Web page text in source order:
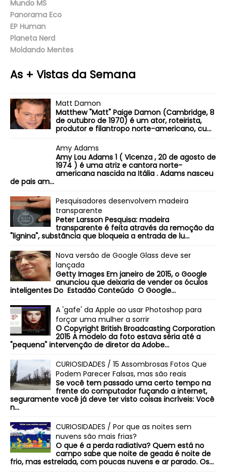
Mundo MS
Panorama Eco
EP Human
Planeta Nerd
Moldando Mentes
As + Vistas da Semana
Matt Damon
Matthew "Matt" Paige Damon (Cambridge, 8
de outubro de 1970) é um ator, roteirista,
produtor e filantropo norte-americano, cu...
Amy Adams
Amy Lou Adams 1 ( Vicenza , 20 de agosto de
1974 ) é uma atriz e cantora norte-
americana nascida na Itália . Adams nasceu
de pais am...
Pesquisadores desenvolvem madeira
transparente
Peter Larsson Pesquisa: madeira
transparente é feita através da remoção da
"lignina", substância que bloqueia a entrada de lu...
Nova versão de Google Glass deve ser
lançada
Getty Images Em janeiro de 2015, o Google
anunciou que deixaria de vender os óculos
inteligentes Do Estadão Conteúdo O Google...
A 'gafe' da Apple ao usar Photoshop para
forçar uma mulher a sorrir
© Copyright British Broadcasting Corporation
2015 A modelo da foto estava séria até a
"pequena" intervenção de diretor da Adobe...
CURIOSIDADES / 15 Assombrosas Fotos Que
Podem Parecer Falsas, mas são reais
Se você tem passado uma certo tempo na
frente do computador fuçando a internet,
seguramente você já deve ter visto coisas incríveis: Você
n...
CURIOSIDADES / Por que as noites sem
nuvens são mais frias?
O que é a perda radiativa? Quem está no
campo sabe que noite de geada é noite de
frio, mas estrelada, com poucas nuvens e ar parado. Os...